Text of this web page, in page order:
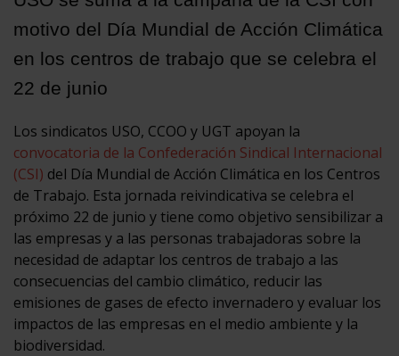
motivo del Día Mundial de Acción Climática
en los centros de trabajo que se celebra el
22 de junio
Los sindicatos USO, CCOO y UGT apoyan la
convocatoria de la Confederación Sindical Internacional
(CSI) del Día Mundial de Acción Climática en los Centros
de Trabajo. Esta jornada reivindicativa se celebra el
próximo 22 de junio y tiene como objetivo sensibilizar a
las empresas y a las personas trabajadoras sobre la
necesidad de adaptar los centros de trabajo a las
consecuencias del cambio climático, reducir las
emisiones de gases de efecto invernadero y evaluar los
impactos de las empresas en el medio ambiente y la
biodiversidad.